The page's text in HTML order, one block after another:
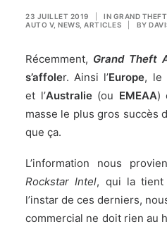
23 JUILLET 2019 IN GRAND
AUTO V, NEWS ARTICLES BY
Récemment, Grand Theft
s’affoler. Ainsi l’Europe, le
et l’Australie(ou EMEAA)
masse le plus gros succès
que ça.
L’information nous
Rockstar Intel, qui la tient
l’instar de ces derniers,
commercial ne doit rien au